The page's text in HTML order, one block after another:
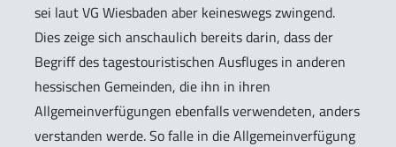
sei laut VG Wiesbaden aber keineswegs zwingend.
Dies zeige sich anschaulich bereits darin, dass der
Begriff des tagestouristischen Ausfluges in anderen
hessischen Gemeinden, die ihn in ihren
Allgemeinverfügungen ebenfalls verwendeten, anders
verstanden werde. So falle in die Allgemeinverfügung